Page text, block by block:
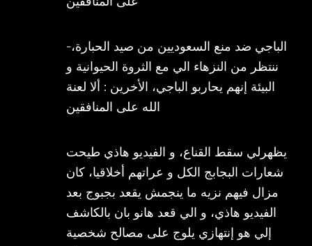
-الباجي ضد منع السعوديين من صيد الحبارة،
ننتظر من النزهاء الي مع الثروة الحيوانية و
البيئة إنهم يحاربو الباجي، الأخرين : ألا لعنة
الله على المنافقين
يظهرلي سقط القناع، و الفيديو هاذي طيحت
شعارات البجابج الكل و عراتهم أخلاقيا، كان
مزال فيهم نزيه ما ينجمش يقعد بجبوج بعد
الفيديو هاذي، و الي قعد هانو بان بالكاشف
إلي هو إنتهازي يلوج على مصالح شخصية